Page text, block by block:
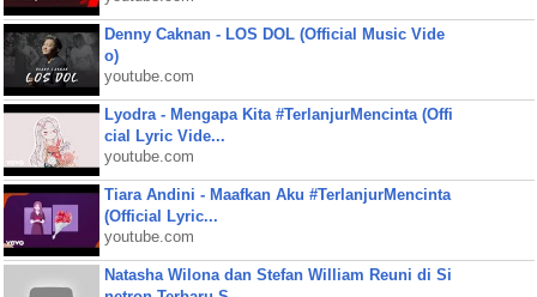
Denny Caknan - LOS DOL (Official Music Vide
o)
youtube.com
Lyodra - Mengapa Kita #TerlanjurMencinta (Offi
cial Lyric Vide...
youtube.com
Tiara Andini - Maafkan Aku #TerlanjurMencinta
(Official Lyric...
youtube.com
Natasha Wilona dan Stefan William Reuni di Si